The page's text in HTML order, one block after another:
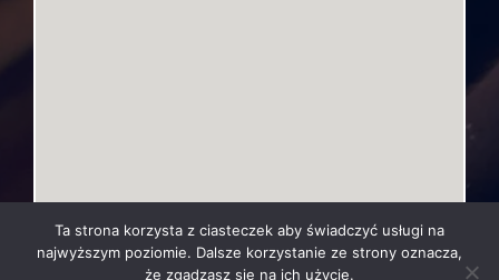
Ta strona korzysta z ciasteczek aby świadczyć usługi na
najwyższym poziomie. Dalsze korzystanie ze strony oznacza,
że zgadzasz się na ich użycie.